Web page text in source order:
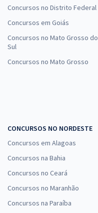
Concursos no Distrito Federal
Concursos em Goiás
Concursos no Mato Grosso do
Sul
Concursos no Mato Grosso
CONCURSOS NO NORDESTE
Concursos em Alagoas
Concursos na Bahia
Concursos no Ceará
Concursos no Maranhão
Concursos na Paraíba